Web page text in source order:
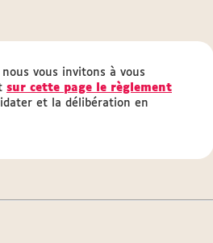
vous invitons à vous
sur cette page le règlement
et la délibération en